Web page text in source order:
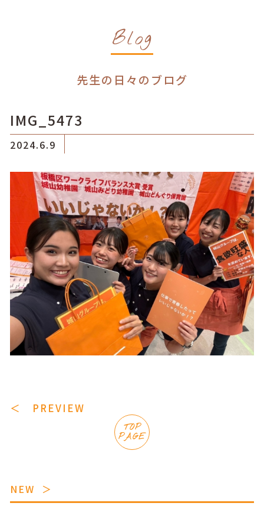
Blog
先生の日々のブログ
IMG_5473
2024.6.9
＜ PREVIEW
TOP
PAGE
NEW